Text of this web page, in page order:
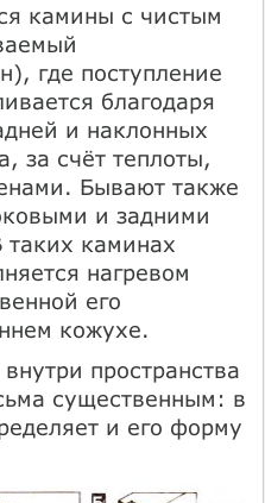
камины с чистым
где поступление
благодаря
и наклонных
за счёт теплоты,
Бывают также
и задними
каминах
нагревом
его
кожухе.
внутри пространства
существенным: в
и его форму